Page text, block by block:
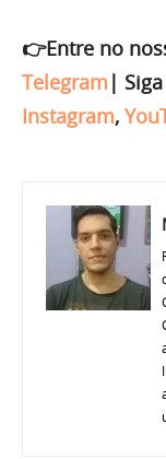
👉Entre no
Telegram |
Instagram,